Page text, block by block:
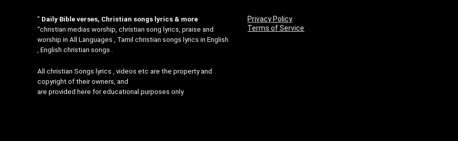
” Daily Bible verses, Christian songs lyrics & more
“christian medias worship, christian song lyrics, praise and
worship in All Languages , Tamil christian songs lyrics in English
, English christian songs .
All christian Songs lyrics , videos etc are the property and
copyright of their owners, and
are provided here for educational purposes only.
Privacy Policy
Terms of Service